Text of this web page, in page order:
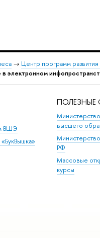
→ Центр программ
электронном
ВШЭ
ПОЛЕЗНЫЕ
высшего
РФ
Массовые
курсы